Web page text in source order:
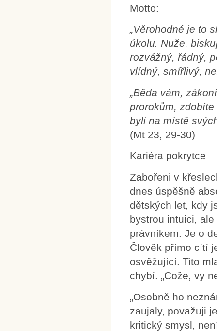
Motto:
„Věrohodné je to
úkolu. Nuže,
rozvážný, řádný,
vlídný, smířlivý,
„Běda vám,
prorokům,
byli na místě
(Mt 23, 29-30)
Kariéra pokrytce
Zabořeni v
dnes úspěšně
dětských let, kdy
bystrou intuici,
právníkem. Je o
Člověk přímo cítí
osvěžující. Tito
chybí. „Cože, vy
„Osobně ho
zaujaly, považuji
kritický smysl,